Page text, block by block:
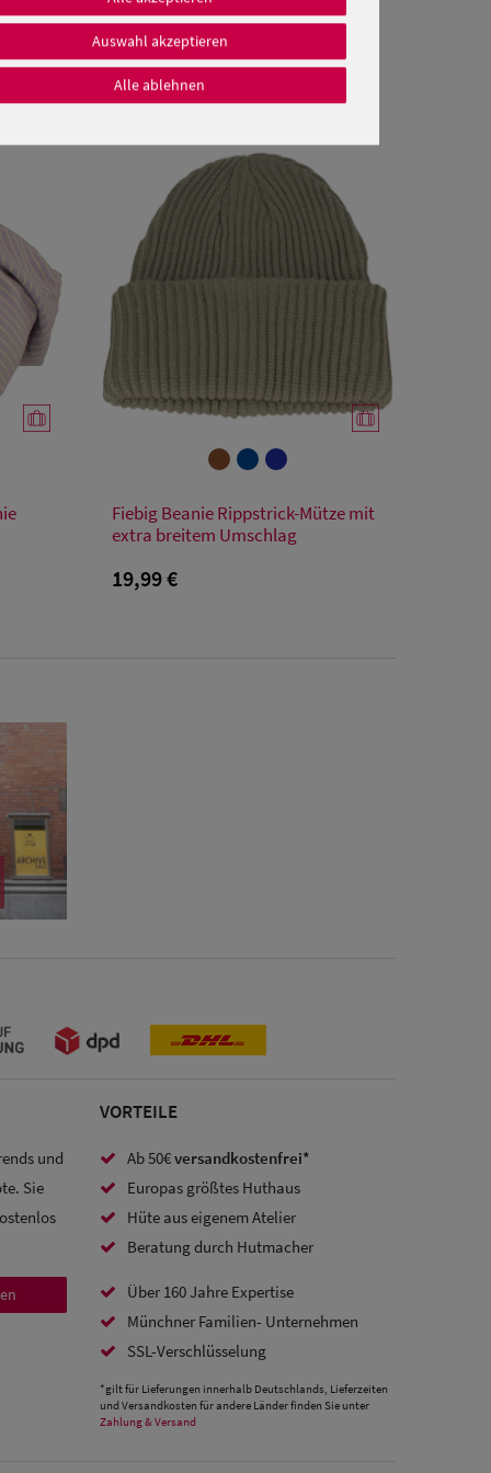
Einheitsgröße
Fiebig Beanie Rippstrick-Mütze mit
extra breitem Umschlag
19,99 €
und
Sie
VORTEILE
Ab 50€versandkostenfrei*
Europas größtes Huthaus
Hüte aus eigenem Atelier
Beratung durch Hutmacher
Über 160 Jahre Expertise
Münchner Familien- Unternehmen
SSL-Verschlüsselung
*gilt für Lieferungen innerhalb Deutschlands, Lieferzeiten
und Versandkosten für andere Länder finden Sie unter
Zahlung & Versand
Auswahl akzeptieren
Alle ablehnen